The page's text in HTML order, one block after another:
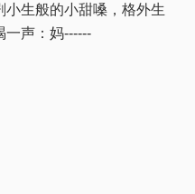
生般的小甜嗓，格外生
一声：妈------